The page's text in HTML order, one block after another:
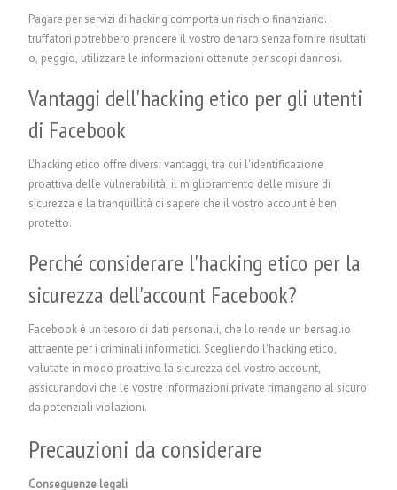
Pagare per servizi di hacking comporta un rischio finanziario. I
truffatori potrebbero prendere il vostro denaro senza fornire risultati
o, peggio, utilizzare le informazioni ottenute per scopi dannosi.
Vantaggi dell'hacking etico per gli utenti
di Facebook
L'hacking etico offre diversi vantaggi, tra cui l'identificazione
proattiva delle vulnerabilità, il miglioramento delle misure di
sicurezza e la tranquillità di sapere che il vostro account è ben
protetto.
Perché considerare l'hacking etico per la
sicurezza dell'account Facebook?
Facebook è un tesoro di dati personali, che lo rende un bersaglio
attraente per i criminali informatici. Scegliendo l'hacking etico,
valutate in modo proattivo la sicurezza del vostro account,
assicurandovi che le vostre informazioni private rimangano al sicuro
da potenziali violazioni.
Precauzioni da considerare
Conseguenze legali